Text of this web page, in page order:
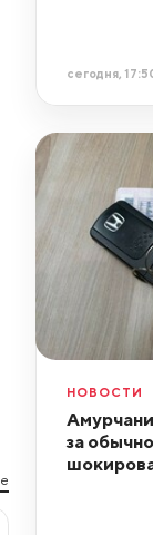
сегодня,
НОВОСТИ
за